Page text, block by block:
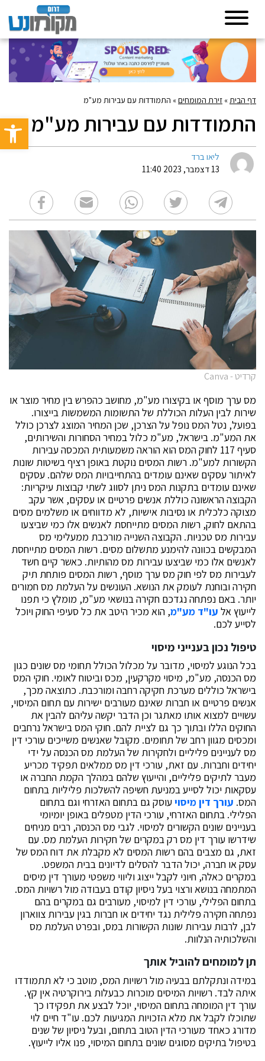
פתח
דף הבית» זירת המומחים» התמודדות עם עבירות מע"מ
התמודדות עם עבירות מע"מ
ליאו ברד
13 דצמבר, 2023 11:40
קרדיט - Canva
מס ערך מוסף או בקיצורו מע"מ, מחושב כהפרש בין מחיר מוצר או
שירות לבין העלות הכוללת של התשומות המשמשות בייצורו.
בפועל, נטל המס נופל על הצרכן, שכן המחיר המוצג לצרכן כולל
את המע"מ. בישראל, מע"מ כלול במחיר הסחורות והשירותים,
סעיף 117 לחוק המס הוא הוראה משמעותית המכסה עבירות
הקשורות למע"מ. רשות המסים נוקטת באופן רציף בשיטות שונות
לאיתור עסקים שאינם עומדים בהתחייבויות המס שלהם. עסקים
שאינם עומדים בתקנות המס ניתן לסווג לשתי קבוצות עיקריות:
הקבוצה הראשונה כוללת אנשים פרטיים או עסקים, אשר עקב
מצוקה כלכלית או נסיבות אישיות, לא מדווחים או משלמים מסים
בהתאם לחוק, רשות המסים מתייחסת לאנשים אלו כמי שביצעו
עבירות מס טכניות. הקבוצה השנייה מורכבת ממעלימי מס
המבקשים בכוונה להימנע מתשלום מסים. רשות המסים מתייחסת
לאנשים אלו כמי שביצעו עבירות מס מהותיות. כאשר קיים חשד
לעבירות מס לפי חוק מס ערך מוסף, רשות המסים פותחת תיק
חקירה ובוחנת לעומק את הנושא. העונשים על העלמת מס חמורים
יותר. באם נפתחה נגדכם חקירה בנושאי מע"מ, מומלץ כי תפנו
לייעוץ אל עו"ד מע"מ, הוא מכיר היטב את כל סעיפי החוק ויוכל
לסייע לכם.
טיפול נכון בענייני מיסוי
בכל הנוגע למיסוי, מדובר על מכלול הכולל תחומי מס שונים כגון
מס הכנסה, מע"מ, מיסוי מקרקעין, מכס וביטוח לאומי. חוקי המס
בישראל כוללים מערכת חקיקה רחבה ומורכבת. כתוצאה מכך,
אנשים פרטיים או חברות שאינם מעורבים ישירות עם תחום המיסוי,
עשויים למצוא אותו מאתגר וכן הדבר יקשה עליהם להבין את
החוקים הללו ובתוך כך גם לציית להם. חוקי המס בישראל נרחבים
ומכסים מגוון רחב של תחומים. מקובל שאנשים משייכים עורכי דין
מס לעניינים פליליים ולחקירות של העלמת מס הכנסה על ידי
יחידים וחברות. עם זאת, עורכי דין מס ממלאים תפקיד מכריע
מעבר לתיקים פליליים, והייעוץ שלהם במהלך הקמת החברה או
עסקאות יכול לסייע במניעת חשיפה להשלכות פליליות בתחום
המס. עורך דין מיסויעוסק גם בתחום האזרחי וגם בתחום
הפלילי. בתחום האזרחי, עורכי הדין מטפלים באופן יומיומי
בעניינים שונים הקשורים למיסוי. לגבי מס הכנסה, רבים מניחים
שידרשו עורך דין מס רק במקרים של חקירות העלמת מס. עם
זאת, גם מצבים בהם רשות המסים לא מקבלת את דוח המס של
עסק או חברה, יכול הדבר להסלים לדיונים בבית המשפט.
במקרים כאלה, חיוני לקבל ייצוג וליווי משפטי מעורך דין מיסים
המתמחה בנושא ורצוי בעל ניסיון קודם בעבודה מול רשויות המס.
בתחום הפלילי, עורכי דין למיסוי, מעורבים גם במקרים בהם
נפתחה חקירה פלילית נגד יחידים או חברות בגין עבירות צווארון
לבן, לרבות עבירות שונות הקשורות במס, ובפרט העלמת מס
והשלכותיה הנלוות.
תן למומחים להוביל אותך
במידה ונתקלתם בבעיה מול רשויות המס, מוטב כי לא תתמודדו
איתה לבד. רשויות המיסים מוכרות כבעלות בירוקרטיה אין קץ.
עורך דין המומחה בתחום המיסוי, יוכל לבצע את תפקידו כך
שתוכלו לקבל את מלא הזכויות המגיעות לכם. עו"ד חיים לוי
מדורג כאחד מעורכי הדין הטוב בתחום, ובעל ניסיון של שנים
בטיפול בתיקים מסוגים שונים בתחום המיסוי, פנו אליו לייעוץ.